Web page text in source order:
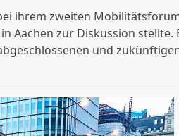
ihrem zweiten
Aachen zur Diskussion
und